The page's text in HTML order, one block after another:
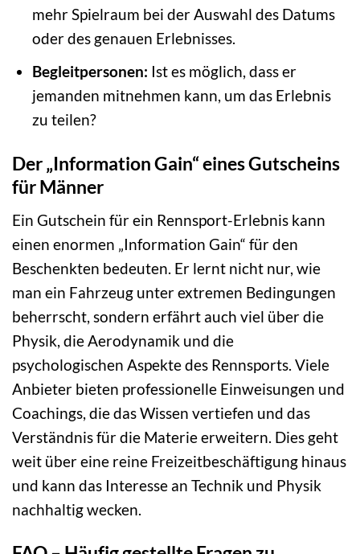
mehr Spielraum bei der Auswahl des Datums
oder des genauen Erlebnisses.
Begleitpersonen: Ist es möglich, dass er
jemanden mitnehmen kann, um das Erlebnis
zu teilen?
Der „Information Gain“ eines Gutscheins
für Männer
Ein Gutschein für ein Rennsport-Erlebnis kann
einen enormen „Information Gain“ für den
Beschenkten bedeuten. Er lernt nicht nur, wie
man ein Fahrzeug unter extremen Bedingungen
beherrscht, sondern erfährt auch viel über die
Physik, die Aerodynamik und die
psychologischen Aspekte des Rennsports. Viele
Anbieter bieten professionelle Einweisungen und
Coachings, die das Wissen vertiefen und das
Verständnis für die Materie erweitern. Dies geht
weit über eine reine Freizeitbeschäftigung hinaus
und kann das Interesse an Technik und Physik
nachhaltig wecken.